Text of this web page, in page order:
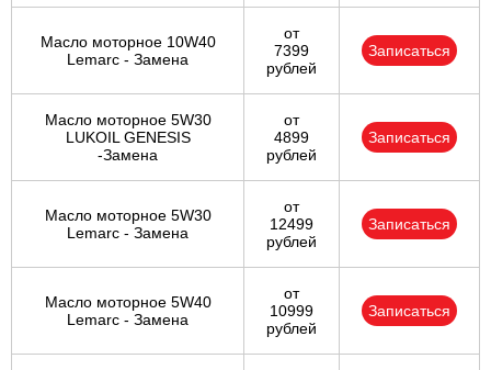
Масло моторное 10W40
Lemarc - Замена
от
7399
рублей
Записаться
Масло моторное 5W30
LUKOIL GENESIS
-Замена
от
4899
рублей
Записаться
Масло моторное 5W30
Lemarc - Замена
от
12499
рублей
Записаться
Масло моторное 5W40
Lemarc - Замена
от
10999
рублей
Записаться